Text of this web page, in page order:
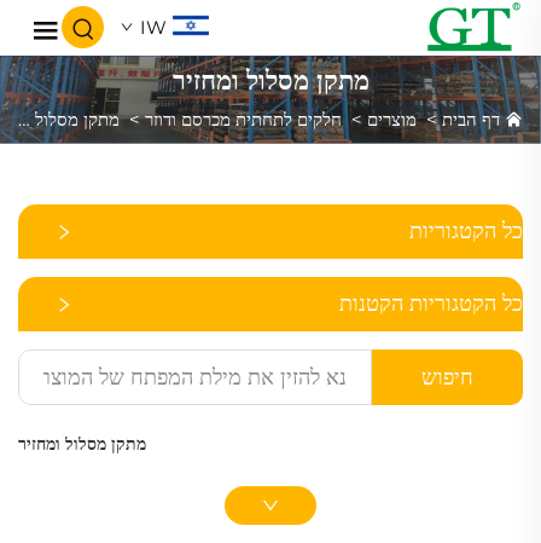
IW
מתקן מסלול ומחזיר
דף הבית>מוצרים > חלקים לתחתית מכרסם ודוזר>מתקן מסלול ומחזיר
כל הקטגוריות
כל הקטגוריות הקטנות
חיפוש
מתקן מסלול ומחזיר